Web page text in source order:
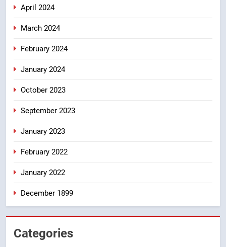
April 2024
March 2024
February 2024
January 2024
October 2023
September 2023
January 2023
February 2022
January 2022
December 1899
Categories